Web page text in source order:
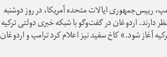
رییس‌جمهوری ایالات متحده آمریکا، در روز دوشنبه
دارند. اردوغان در گفت‌وگو با شبکه خبری دولتی ترکیه
شود.» کاخ سفید نیز اعلام کرد ترامپ و اردوغان